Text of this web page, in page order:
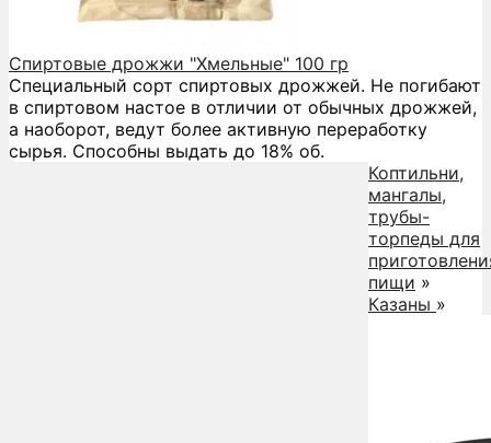
Спиртовые дрожжи "Хмельные" 100 гр
Специальный сорт спиртовых дрожжей. Не погибают
в спиртовом настое в отличии от обычных дрожжей,
а наоборот, ведут более активную переработку
сырья. Способны выдать до 18% об.
Коптильни,
мангалы,
трубы-
торпеды для
пищи »
Казаны »